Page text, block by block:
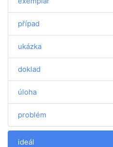
případ
ukázka
doklad
úloha
problém
ideál